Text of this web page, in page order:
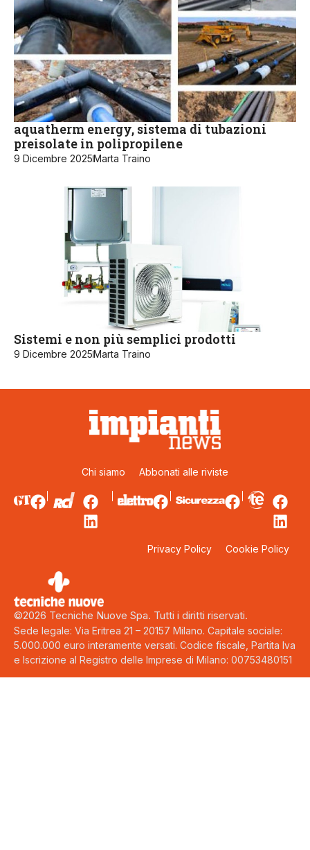
aquatherm energy, sistema di tubazioni
preisolate in polipropilene
9 Dicembre 2025Marta Traino
Sistemi e non più semplici prodotti
9 Dicembre 2025Marta Traino
Chi siamo Abbonati alle riviste
Privacy Policy Cookie Policy
©2026 Tecniche Nuove Spa. Tutti i diritti riservati.
Sede legale: Via Eritrea 21 – 20157 Milano. Capitale sociale:
5.000.000 euro interamente versati. Codice fiscale, Partita Iva
e Iscrizione al Registro delle Imprese di Milano: 00753480151